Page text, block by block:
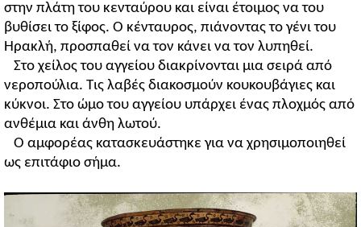
στην πλάτη του κενταύρου και είναι έτοιμος να του
βυθίσει το ξίφος. Ο κένταυρος, πιάνοντας το γένι του
Ηρακλή, προσπαθεί να τον κάνει να τον λυπηθεί.
Στο χείλος του αγγείου διακρίνονται μια σειρά από
νεροπούλια. Τις λαβές διακοσμούν κουκουβάγιες και
κύκνοι. Στο ώμο του αγγείου υπάρχει ένας πλοχμός από
ανθέμια και άνθη λωτού.
Ο αμφορέας κατασκευάστηκε για να χρησιμοποιηθεί
ως επιτάφιο σήμα.